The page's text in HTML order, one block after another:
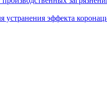
устранения эффекта